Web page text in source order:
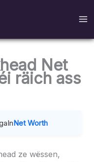
Net
räich ass
InNet Worth
ze wëssen,